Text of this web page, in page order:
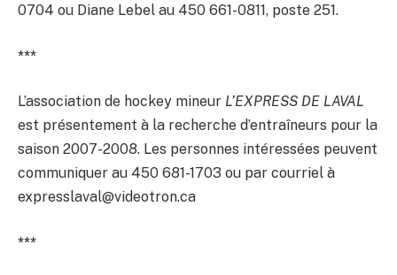
0704 ou Diane Lebel au 450 661-0811, poste 251.
***
L’association de hockey mineur L’EXPRESS DE LAVAL
est présentement à la recherche d’entraîneurs pour la
saison 2007-2008. Les personnes intéressées peuvent
communiquer au 450 681-1703 ou par courriel à
expresslaval@videotron.ca
***